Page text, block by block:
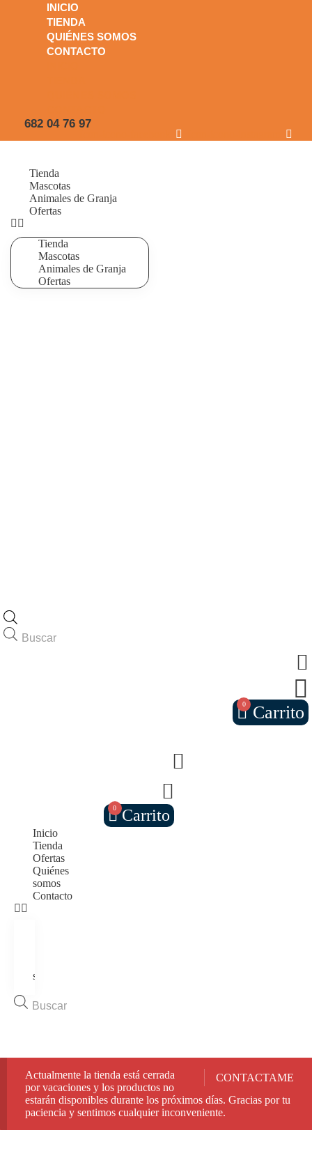
INICIO
TIENDA
QUIÉNES SOMOS
CONTACTO
682 04 76 97
Tienda
Mascotas
Animales de Granja
Ofertas
Tienda
Mascotas
Animales de Granja
Ofertas
Búsqueda
de
0 Carrito
0 Carrito
Inicio
Tienda
Ofertas
Quiénes
somos
Contacto
somos
Búsqueda
de
CONTACTAME
Actualmente la tienda está cerrada
por vacaciones y los productos no
estarán disponibles durante los próximos días. Gracias por tu
paciencia y sentimos cualquier inconveniente.